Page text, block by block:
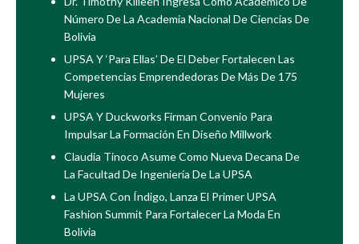
Número De La Academia Nacional De Ciencias De
Bolivia
UPSA Y ‘Para Ellas’ De El Deber Fortalecen Las
Competencias Emprendedoras De Más De 175
Mujeres
UPSA Y Duckworks Firman Convenio Para
Impulsar La Formación En Diseño Millwork
Claudia Tinoco Asume Como Nueva Decana De
La Facultad De Ingeniería De La UPSA
La UPSA Con Índigo, Lanza El Primer UPSA
Fashion Summit Para Fortalecer La Moda En
Bolivia